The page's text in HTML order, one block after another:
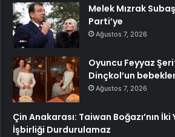
Melek Mızrak
Parti’ye
Ağustos 7, 2026
Oyuncu Feyyaz
Dinçkol’un
Ağustos 7, 2026
Çin Anakarası: Taiwan Boğazı’nın İki
İşbirliği Durdurulamaz